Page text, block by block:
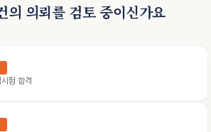
의 의뢰를 검토 중이신가요
험 합격